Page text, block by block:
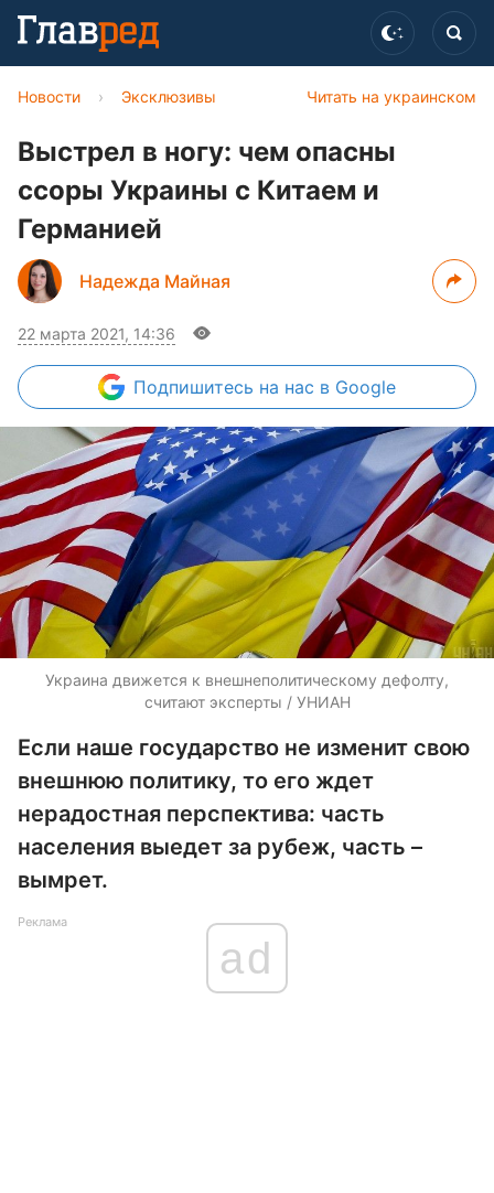
Читать на украинском
Новости › Эксклюзивы
Выстрел в ногу: чем опасны
ссоры Украины с Китаем и
Германией
Надежда Майная
22 марта 2021, 14:36
Подпишитесь на нас в Google
Украина движется к внешнеполитическому дефолту,
считают эксперты / УНИАН
Если наше государство не изменит свою
внешнюю политику, то его ждет
нерадостная перспектива: часть
населения выедет за рубеж, часть –
вымрет.
Реклама
ad